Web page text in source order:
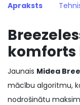
Apraksts
komforts
Jaunais Midea
mācību algoritmu,
nodrošinātu